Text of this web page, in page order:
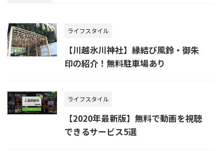
ライフスタイル
【川越氷川神社】縁結び風鈴・御朱
印の紹介！無料駐車場あり
ライフスタイル
【2020年最新版】無料で動画を視聴
できるサービス5選